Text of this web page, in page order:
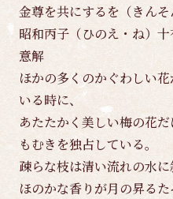
金尊を共にするを（きんそ
昭和丙子（ひのえ・ね）
意解
ほかの多くのかぐわしい
いる時に、
あたたかく美しい梅の花
もむきを独占している。
疎らな枝は清い流れの水に
ほのかな香りが月の昇る